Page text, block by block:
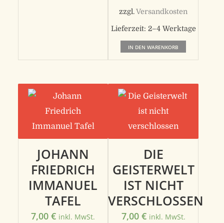
zzgl.Versandkosten
Lieferzeit: 2–4 Werktage
IN DEN WARENKORB
JOHANN
FRIEDRICH
IMMANUEL
TAFEL
7,00€ inkl. MwSt.
DIE
GEISTERWELT
IST NICHT
VERSCHLOSSEN
7,00 € inkl. MwSt.